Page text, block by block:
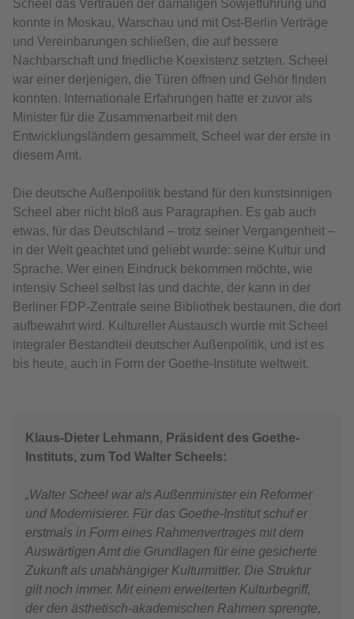
Scheel das Vertrauen der damaligen Sowjetführung und
konnte in Moskau, Warschau und mit Ost-Berlin Verträge
und Vereinbarungen schließen, die auf bessere
Nachbarschaft und friedliche Koexistenz setzten. Scheel
war einer derjenigen, die Türen öffnen und Gehör finden
konnten. Internationale Erfahrungen hatte er zuvor als
Minister für die Zusammenarbeit mit den
Entwicklungsländern gesammelt, Scheel war der erste in
diesem Amt.
Die deutsche Außenpolitik bestand für den kunstsinnigen
Scheel aber nicht bloß aus Paragraphen. Es gab auch
etwas, für das Deutschland – trotz seiner Vergangenheit –
in der Welt geachtet und geliebt wurde: seine Kultur und
Sprache. Wer einen Eindruck bekommen möchte, wie
intensiv Scheel selbst las und dachte, der kann in der
Berliner FDP-Zentrale seine Bibliothek bestaunen, die dort
aufbewahrt wird. Kultureller Austausch wurde mit Scheel
integraler Bestandteil deutscher Außenpolitik, und ist es
bis heute, auch in Form der Goethe-Institute weltweit.
Klaus-Dieter Lehmann, Präsident des Goethe-
Instituts, zum Tod Walter Scheels:
„Walter Scheel war als Außenminister ein Reformer
und Modernisierer. Für das Goethe-Institut schuf er
erstmals in Form eines Rahmenvertrages mit dem
Auswärtigen Amt die Grundlagen für eine gesicherte
Zukunft als unabhängiger Kulturmittler. Die Struktur
gilt noch immer. Mit einem erweiterten Kulturbegriff,
der den ästhetisch-akademischen Rahmen sprengte,